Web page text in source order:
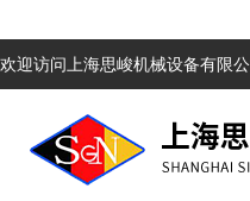
欢迎访问上海思峻机械设备有限